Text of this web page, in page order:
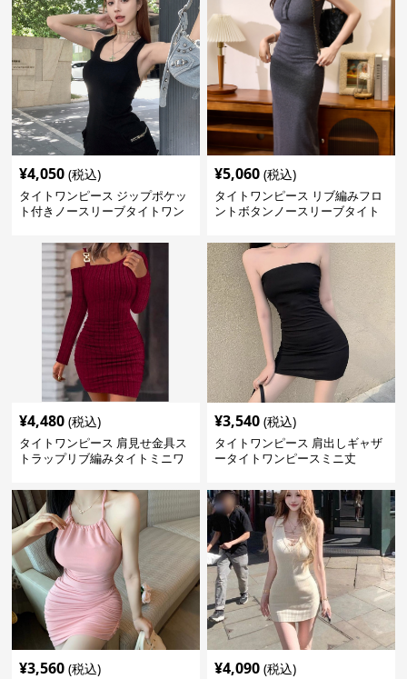
¥4,050 (税込)
タイトワンピース ジップポケッ
ト付きノースリーブタイトワン
¥5,060 (税込)
タイトワンピース リブ編みフロ
ントボタンノースリーブタイト
¥4,480 (税込)
タイトワンピース 肩見せ金具ス
トラップリブ編みタイトミニワ
¥3,540 (税込)
タイトワンピース 肩出しギャザ
ータイトワンピースミニ丈
¥3,560 (税込) ¥4,090 (税込)